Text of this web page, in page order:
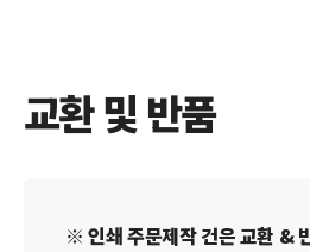
교환 및 반품
※ 인쇄 주문제작 건은 교환 &